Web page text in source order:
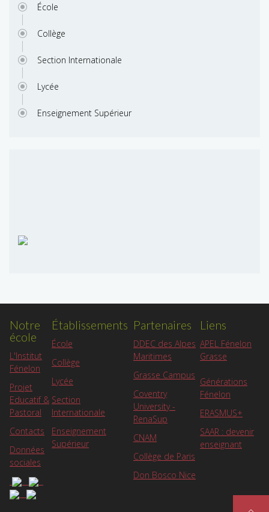
École
Collège
Section Internationale
Lycée
Enseignement Supérieur
Notre
école
L'Institut
Fénelon
Projet
Educatif &
Pastoral
Contacts
Données
sociales
Établissements
École
Collège
Lycée
Section
Internationale
Enseignement
Supérieur
Partenaires
DDEC des Alpes
Maritimes
Grasse Campus
Coventry
University -
RenaSup
CNAM
Collège de Paris
Don Bosco Nice
Liens
APEL Fénelon
Grasse
Générations
Fénelon
ERASMUS+
SAAR : devenir
enseignant